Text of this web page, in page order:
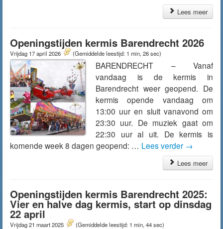
Lees meer
Openingstijden kermis Barendrecht 2026
Vrijdag 17 april 2026 (Gemiddelde leestijd: 1 min, 26 sec)
BARENDRECHT – Vanaf
vandaag is de kermis in
Barendrecht weer geopend. De
kermis opende vandaag om
13:00 uur en sluit vanavond om
23:30 uur. De muziek gaat om
22:30 uur al uit. De kermis is
komende week 8 dagen geopend: … Lees verder →
Lees meer
Openingstijden kermis Barendrecht 2025:
Vier en halve dag kermis, start op dinsdag
22 april
Vrijdag 21 maart 2025 (Gemiddelde leestijd: 1 min, 44 sec)